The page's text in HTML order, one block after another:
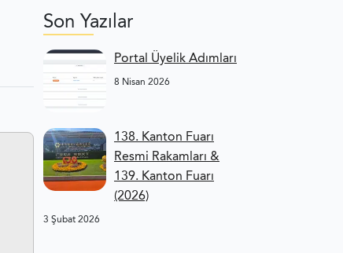
Son Yazılar
Portal Üyelik Adımları
8 Nisan 2026
138. Kanton Fuarı
Resmi Rakamları &
139. Kanton Fuarı
(2026)
3 Şubat 2026